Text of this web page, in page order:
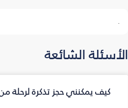
.
الأسئلة الشائعة
كيف يمكنني حجز تذكرة لرحلة